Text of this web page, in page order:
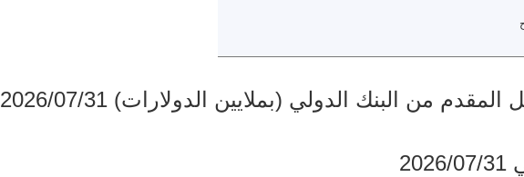
من البنك الدولي (بملايين الدولارات) 2026/07/31